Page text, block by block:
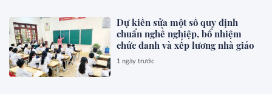
Dự kiến sửa một số quy định
chuẩn nghề nghiệp, bổ nhiệm
chức danh và xếp lương nhà giáo
1 ngày trước